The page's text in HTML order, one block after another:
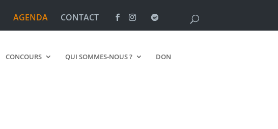
AGENDA CONTACT
CONCOURS QUI SOMMES-NOUS ? DON